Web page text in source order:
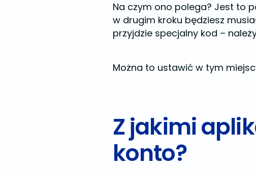
Na czym ono polega? Jest to
w drugim kroku będziesz
przyjdzie specjalny kod –
Można to ustawić w tym
Z jakimi
konto?